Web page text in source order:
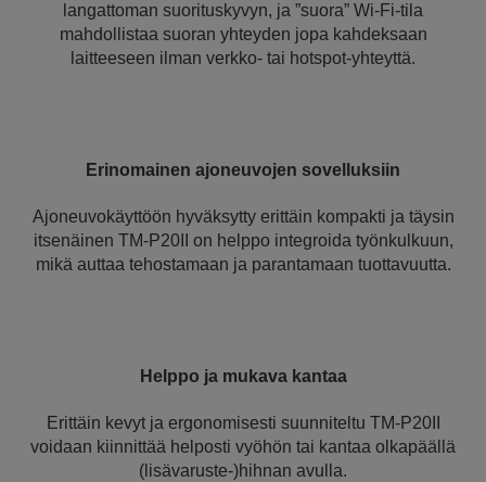
langattoman suorituskyvyn, ja ”suora” Wi-Fi-tila
mahdollistaa suoran yhteyden jopa kahdeksaan
laitteeseen ilman verkko- tai hotspot-yhteyttä.
Erinomainen ajoneuvojen sovelluksiin
Ajoneuvokäyttöön hyväksytty erittäin kompakti ja täysin
itsenäinen TM-P20II on helppo integroida työnkulkuun,
mikä auttaa tehostamaan ja parantamaan tuottavuutta.
Helppo ja mukava kantaa
Erittäin kevyt ja ergonomisesti suunniteltu TM-P20II
voidaan kiinnittää helposti vyöhön tai kantaa olkapäällä
(lisävaruste-)hihnan avulla.